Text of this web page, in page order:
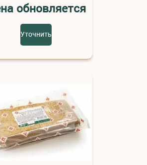
обновляется
Уточнить